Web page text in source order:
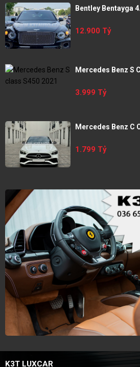
Bentley Bentayga
12.900 Tỷ
Mercedes Benz S
3.999 Tỷ
Mercedes Benz C
1.799 Tỷ
K3T LUXCAR